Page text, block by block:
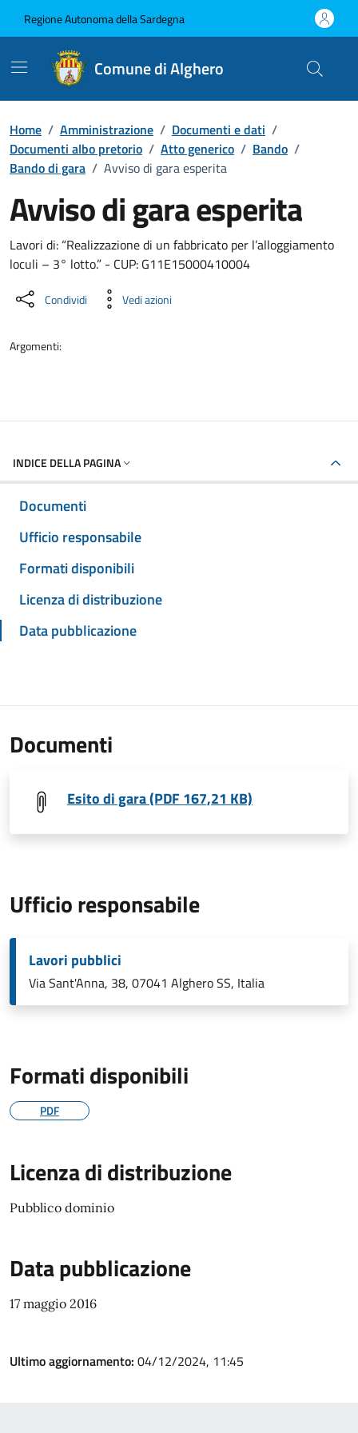
Regione Autonoma della Sardegna
Comune di Alghero
Home / Amministrazione / Documenti e dati /
Documenti albo pretorio / Atto generico / Bando /
Bando di gara / Avviso di gara esperita
Avviso di gara esperita
Dettaglio del documento
Lavori di: “Realizzazione di un fabbricato per l’alloggiamento
loculi – 3° lotto.” - CUP: G11E15000410004
Condividi Vedi azioni
Argomenti:
INDICE DELLA PAGINA
Documenti
Ufficio responsabile
Formati disponibili
Licenza di distribuzione
Data pubblicazione
Documenti
Esito di gara (PDF 167,21 KB)
Ufficio responsabile
Lavori pubblici
Via Sant'Anna, 38, 07041 Alghero SS, Italia
Formati disponibili
PDF
Licenza di distribuzione
Pubblico dominio
Data pubblicazione
17 maggio 2016
Ultimo aggiornamento: 04/12/2024, 11:45